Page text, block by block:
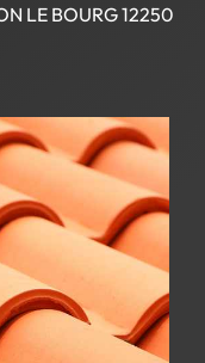
LE BOURG 12250